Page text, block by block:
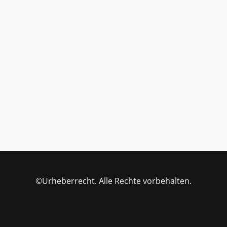
©Urheberrecht. Alle Rechte vorbehalten.